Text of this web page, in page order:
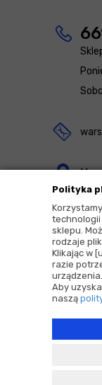
Polityka
technologii
sklepu.
rodzaje
Klikając w
razie
urządzenia.
Aby
naszą
ul.
83-
2026